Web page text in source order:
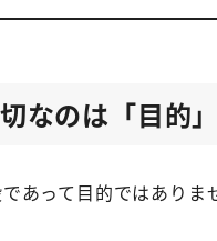
なのは「目的」
あって目的ではありま